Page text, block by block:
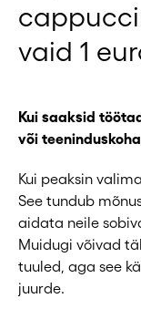
vaid 1
Kui saaksid
või
Kui peaksin
See tundub
aidata neile
Muidugi võivad
tuuled, aga see
juurde.